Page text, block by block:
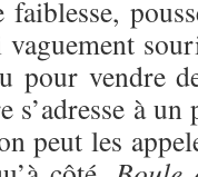
vaguement
pour vendre
s’adresse à
peut les